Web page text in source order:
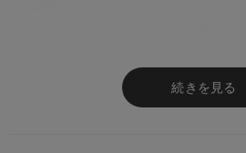
毎日使いにぴったり。
さらっとした着心地で快適な着心地を保
続きを見る